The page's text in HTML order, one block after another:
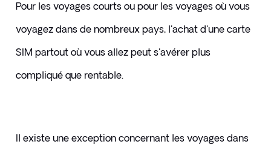
Pour les voyages courts ou pour les voyages où vous
voyagez dans de nombreux pays, l'achat d'une carte
SIM partout où vous allez peut s'avérer plus
compliqué que rentable.
​Il existe une exception concernant les voyages dans